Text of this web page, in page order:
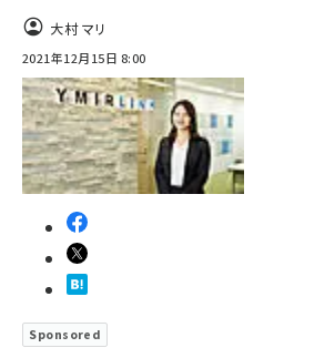
大村 マリ
2021年12月15日 8:00
Sponsored